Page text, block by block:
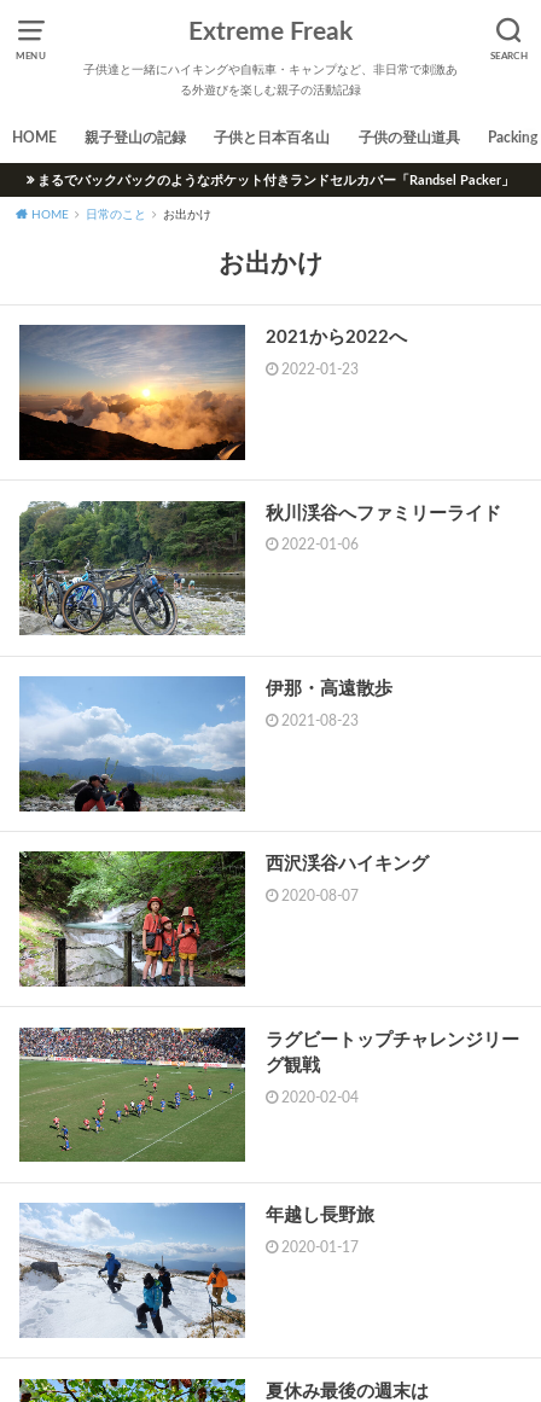
MENU SEARCH
Extreme Freak
子供達と一緒にハイキングや自転車・キャンプなど、非日常で刺激あ
る外遊びを楽しむ親子の活動記録
HOME 親子登山の記録 子供と日本百名山 子供の登山道具 Packing
まるでバックパックのようなポケット付きランドセルカバー「Randsel Packer」
HOME 日常のこと お出かけ
お出かけ
2021から2022へ
2022-01-23
秋川渓谷へファミリーライド
2022-01-06
伊那・高遠散歩
2021-08-23
西沢渓谷ハイキング
2020-08-07
ラグビートップチャレンジリー
グ観戦
2020-02-04
年越し長野旅
2020-01-17
夏休み最後の週末は